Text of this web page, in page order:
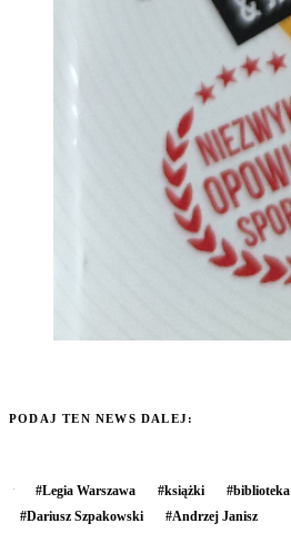
PODAJ TEN NEWS DALEJ:
#Legia Warszawa #książki #biblioteka
#Dariusz Szpakowski #Andrzej Janisz